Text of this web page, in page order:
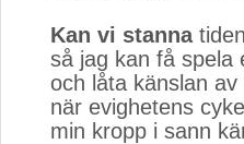
Kan vi stanna
så jag kan få spela
och låta känslan
när evighetens
min kropp i sann